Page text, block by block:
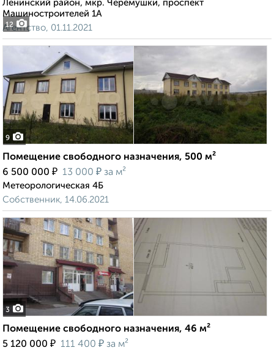
12
Ленинский район, мкр. Черёмушки, проспект
Машиностроителей 1А
Агентство, 01.11.2021
9
Помещение свободного назначения, 500 м²
6 500 000 ₽ 13 000 ₽ за м²
Метеорологическая 4Б
Собственник, 14.06.2021
3
Помещение свободного назначения, 46 м²
5 120 000 ₽ 111 400 ₽ за м²